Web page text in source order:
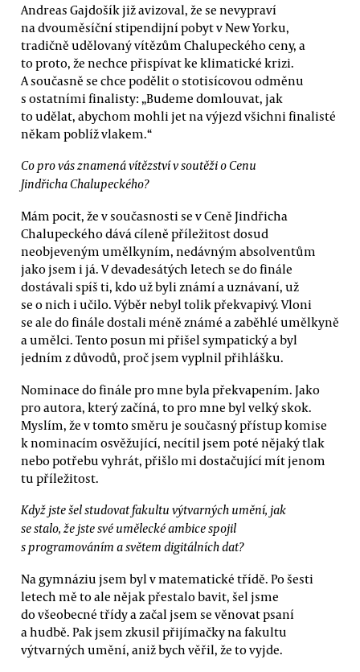
Andreas Gajdošík již avizoval, že se nevypraví
na dvouměsíční stipendijní pobyt v New Yorku,
tradičně udělovaný vítězům Chalupeckého ceny, a
to proto, že nechce přispívat ke klimatické krizi.
A současně se chce podělit o stotisícovou odměnu
s ostatními finalisty: „Budeme domlouvat, jak
to udělat, abychom mohli jet na výjezd všichni finalisté
někam poblíž vlakem.“
Co pro vás znamená vítězství v soutěži o Cenu
Jindřicha Chalupeckého?
Mám pocit, že v současnosti se v Ceně Jindřicha
Chalupeckého dává cíleně příležitost dosud
neobjeveným umělkyním, nedávným absolventům
jako jsem i já. V devadesátých letech se do finále
dostávali spíš ti, kdo už byli známí a uznávaní, už
se o nich i učilo. Výběr nebyl tolik překvapivý. Vloni
se ale do finále dostali méně známé a zaběhlé umělkyně
a umělci. Tento posun mi přišel sympatický a byl
jedním z důvodů, proč jsem vyplnil přihlášku.
Nominace do finále pro mne byla překvapením. Jako
pro autora, který začíná, to pro mne byl velký skok.
Myslím, že v tomto směru je současný přístup komise
k nominacím osvěžující, necítil jsem poté nějaký tlak
nebo potřebu vyhrát, přišlo mi dostačující mít jenom
tu příležitost.
Když jste šel studovat fakultu výtvarných umění, jak
se stalo, že jste své umělecké ambice spojil
s programováním a světem digitálních dat?
Na gymnáziu jsem byl v matematické třídě. Po šesti
letech mě to ale nějak přestalo bavit, šel jsme
do všeobecné třídy a začal jsem se věnovat psaní
a hudbě. Pak jsem zkusil přijímačky na fakultu
výtvarných umění, aniž bych věřil, že to vyjde.